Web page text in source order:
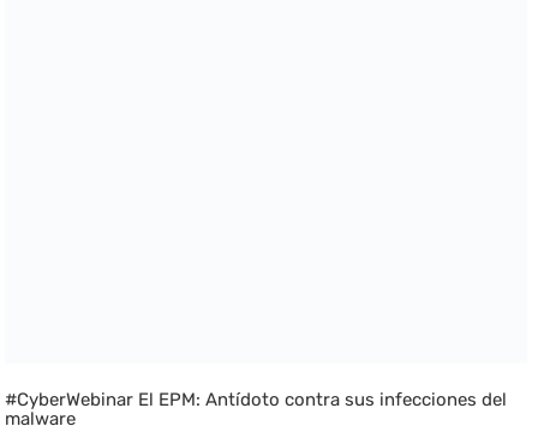
#CyberWebinar El EPM: Antídoto contra sus infecciones del
malware